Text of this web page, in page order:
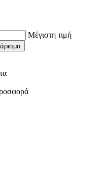
Μέγιστη τιμή